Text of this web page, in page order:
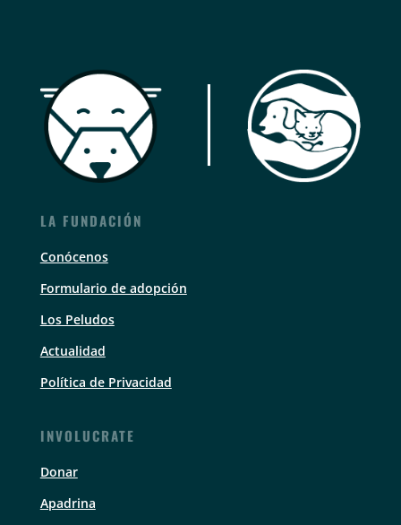
LA FUNDACIÓN
Conócenos
Formulario de adopción
Los Peludos
Actualidad
Política de Privacidad
INVOLUCRATE
Donar
Apadrina